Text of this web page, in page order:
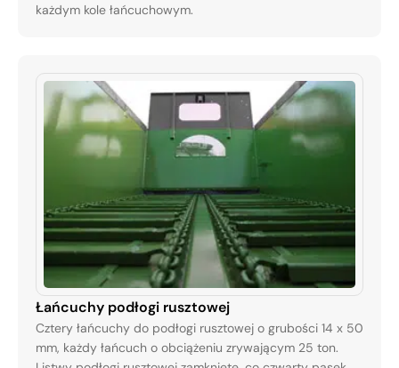
każdym kole łańcuchowym.
Łańcuchy podłogi rusztowej
Cztery łańcuchy do podłogi rusztowej o grubości 14 x 50
mm, każdy łańcuch o obciążeniu zrywającym 25 ton.